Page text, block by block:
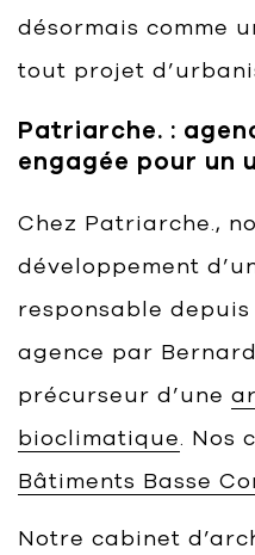
désormais comme
tout projet
Patriarche. :
engagée pour un
Chez Patriarche.,
développement
responsable
agence par
précurseur d’une
bioclimatique. Nos
Bâtiments Basse
Notre cabinet